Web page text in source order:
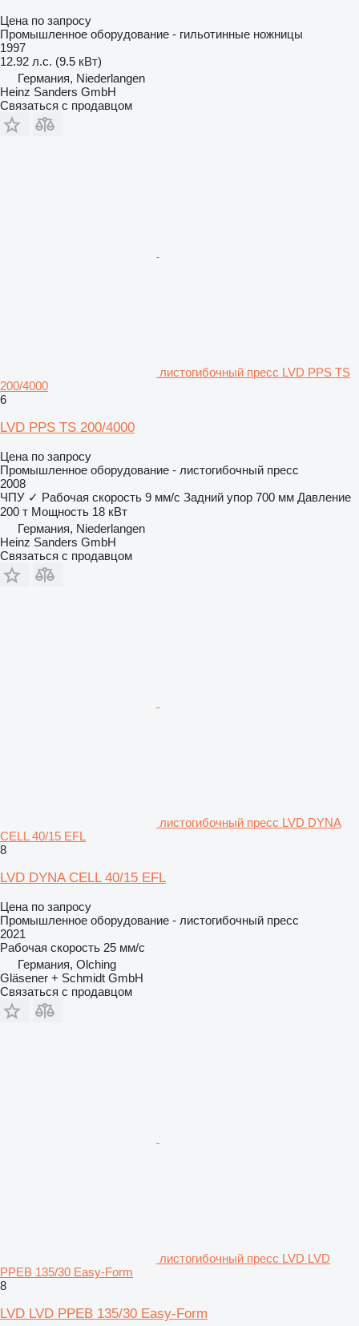
Цена по запросу
Промышленное оборудование - гильотинные ножницы
1997
12.92 л.с. (9.5 кВт)
Германия, Niederlangen
Heinz Sanders GmbH
Связаться с продавцом
листогибочный пресс LVD PPS TS
200/4000
6
LVD PPS TS 200/4000
Цена по запросу
Промышленное оборудование - листогибочный пресс
2008
ЧПУ ✓ Рабочая скорость 9 мм/с Задний упор 700 мм Давление
200 т Мощность 18 кВт
Германия, Niederlangen
Heinz Sanders GmbH
Связаться с продавцом
листогибочный пресс LVD DYNA
CELL 40/15 EFL
8
LVD DYNA CELL 40/15 EFL
Цена по запросу
Промышленное оборудование - листогибочный пресс
2021
Рабочая скорость 25 мм/с
Германия, Olching
Gläsener + Schmidt GmbH
Связаться с продавцом
листогибочный пресс LVD LVD
PPEB 135/30 Easy-Form
8
LVD LVD PPEB 135/30 Easy-Form